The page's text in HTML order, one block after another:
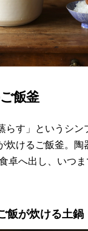
飯釜
らす」というシン
炊けるご飯釜。陶
卓へ出し、いつ
飯が炊ける土鍋